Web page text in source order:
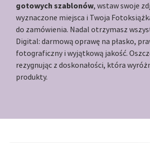
gotowych szablonów, wstaw swoje
wyznaczone miejsca i Twoja
do zamówienia. Nadal otrzymasz
Digital: darmową oprawę na płasko,
fotograficzny i wyjątkową jakość.
rezygnując z doskonałości, która
produkty.